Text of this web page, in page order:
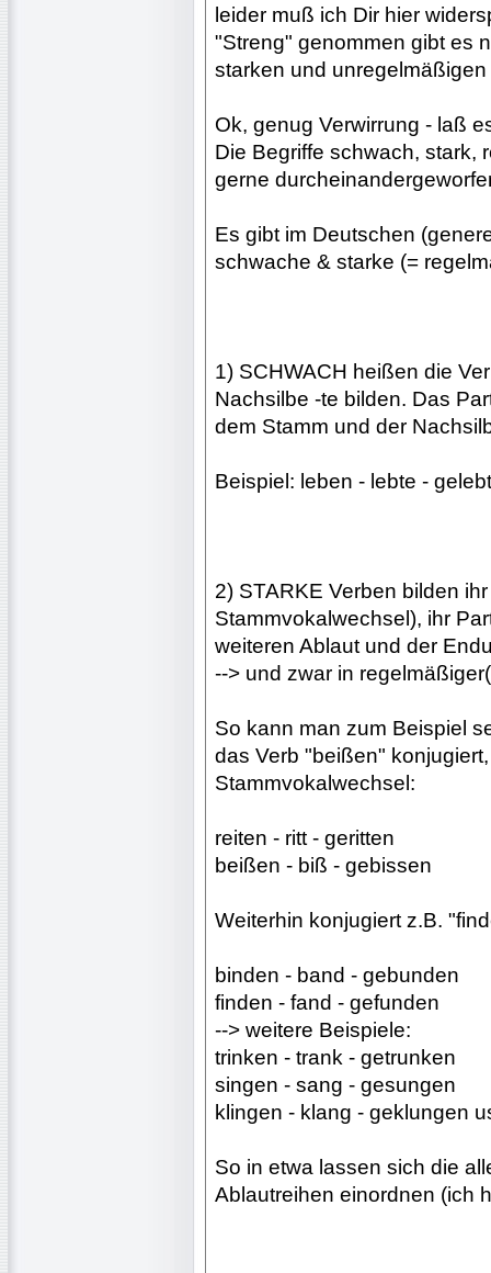
leider muß ich Dir hier
"Streng" genommen gibt es
starken und
Ok, genug Verwirrung - laß
Die Begriffe schwach, stark,
gerne
Es gibt im Deutschen
schwache & starke (=
1) SCHWACH heißen die
Nachsilbe -te bilden. Das
dem Stamm und der
Beispiel: leben - lebte -
2) STARKE Verben bilden
Stammvokalwechsel), ihr
weiteren Ablaut und der
--> und zwar in
So kann man zum Beispiel
das Verb "beißen"
Stammvokalwechsel:
reiten - ritt - geritten
beißen - biß - gebissen
Weiterhin konjugiert z.B.
binden - band - gebunden
finden - fand - gefunden
--> weitere Beispiele:
trinken - trank - getrunken
singen - sang - gesungen
klingen - klang - geklungen
So in etwa lassen sich die
Ablautreihen einordnen (ich